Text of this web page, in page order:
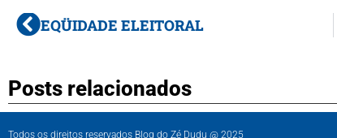
EQÜIDADE ELEITORAL
Posts relacionados
Todos os direitos reservados Blog do Zé Dudu @ 2025